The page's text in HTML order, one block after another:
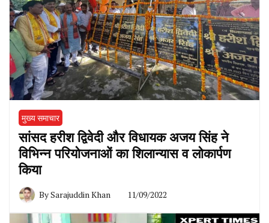
मुख्य समाचार
सांसद हरीश द्विवेदी और विधायक अजय सिंह ने
विभिन्न परियोजनाओं का शिलान्यास व लोकार्पण
किया
BySarajuddin Khan 11/09/2022